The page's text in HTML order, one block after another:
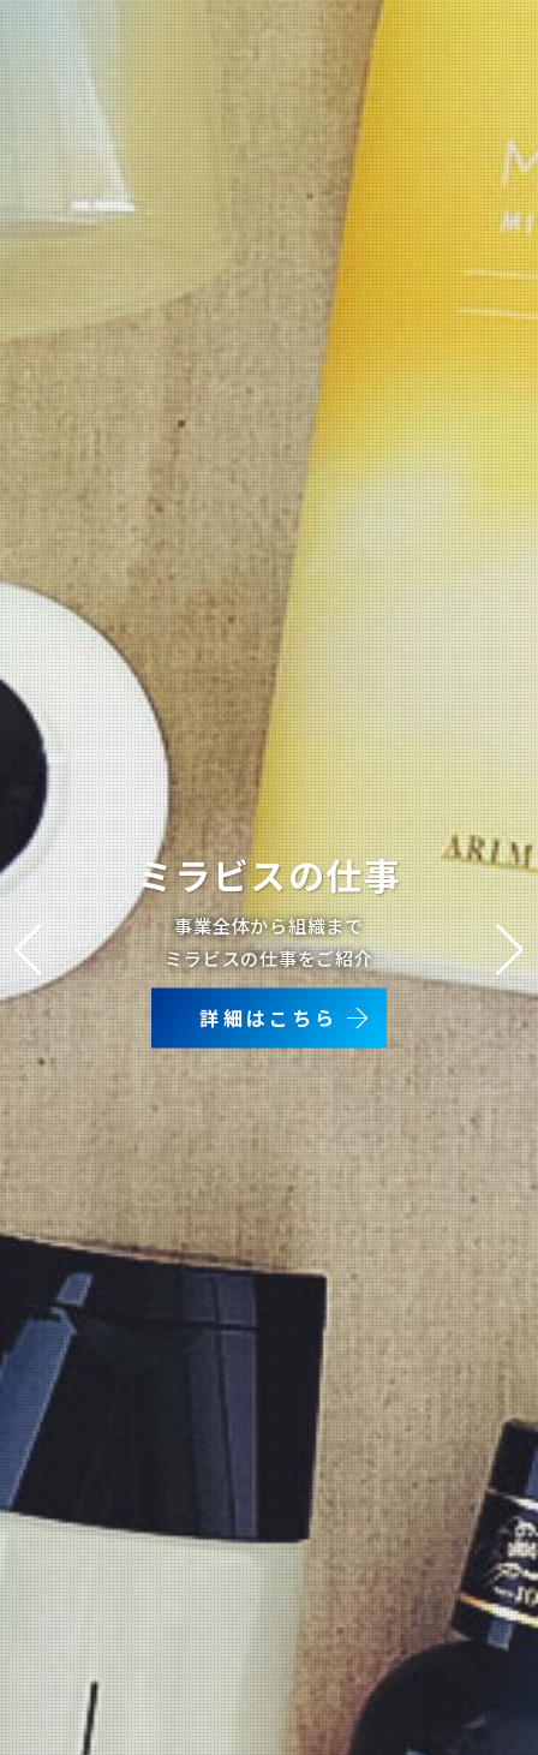
トップメッセージ
ミラビスの仕事
営業の仕事
社員インタビュー
データで見るミラビス
人材育成と評価制度
インターンシップ
募集要項（新卒採用）
募集要項（中途採用）
データで見る
ミラビス
ミラビスという会社を数値で分析
数値からわかりやすく解説します
「美」のプロと
共にその先へ─
ミラビスってどんな会社なんだろう
創業以来のわたしたちの使命についてご紹介
ミラビスの仕事
事業全体から組織まで
ミラビスの仕事をご紹介
詳細はこちら
データで見る
ミラビス
ミラビスという会社を数値で分析
数値からわかりやすく解説します
「美」のプロと
共にその先へ─
ミラビスってどんな会社なんだろう
創業以来のわたしたちの使命についてご紹介